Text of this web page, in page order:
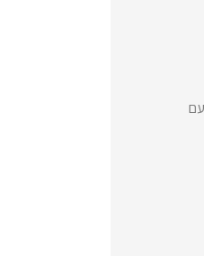
עם